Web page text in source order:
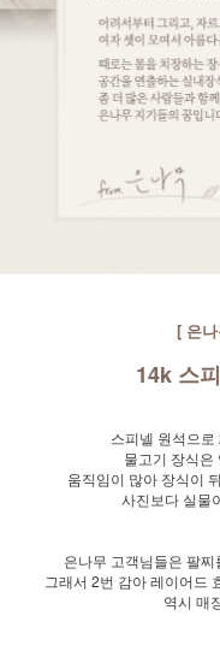
[ 은
14k 스
스피넬 원석으
물고기 장식은
움직임이 많아 장식이
사진보다 실물
은나무 고객님들은 팔
그래서 2번 감아 레이어드
역시 매